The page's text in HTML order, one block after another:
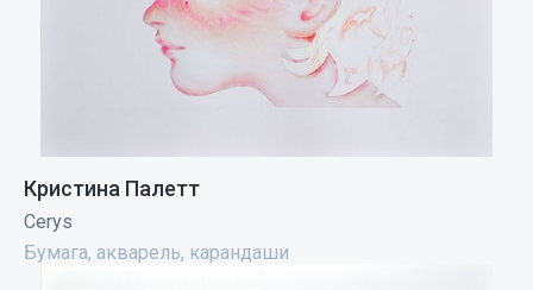
Кристина Палетт
Cerys
Бумага, акварель, карандаши